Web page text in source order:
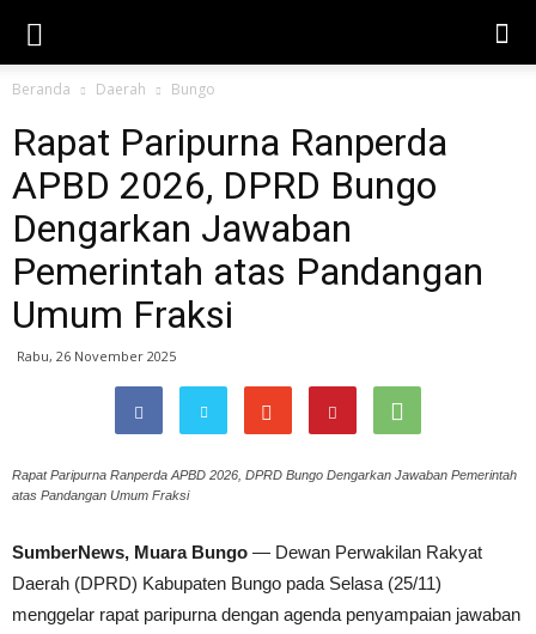
Beranda Daerah Bungo
Rapat Paripurna Ranperda
APBD 2026, DPRD Bungo
Dengarkan Jawaban
Pemerintah atas Pandangan
Umum Fraksi
Rabu, 26 November 2025
Rapat Paripurna Ranperda APBD 2026, DPRD Bungo Dengarkan Jawaban Pemerintah
atas Pandangan Umum Fraksi
SumberNews, Muara Bungo — Dewan Perwakilan Rakyat
Daerah (DPRD) Kabupaten Bungo pada Selasa (25/11)
menggelar rapat paripurna dengan agenda penyampaian jawaban